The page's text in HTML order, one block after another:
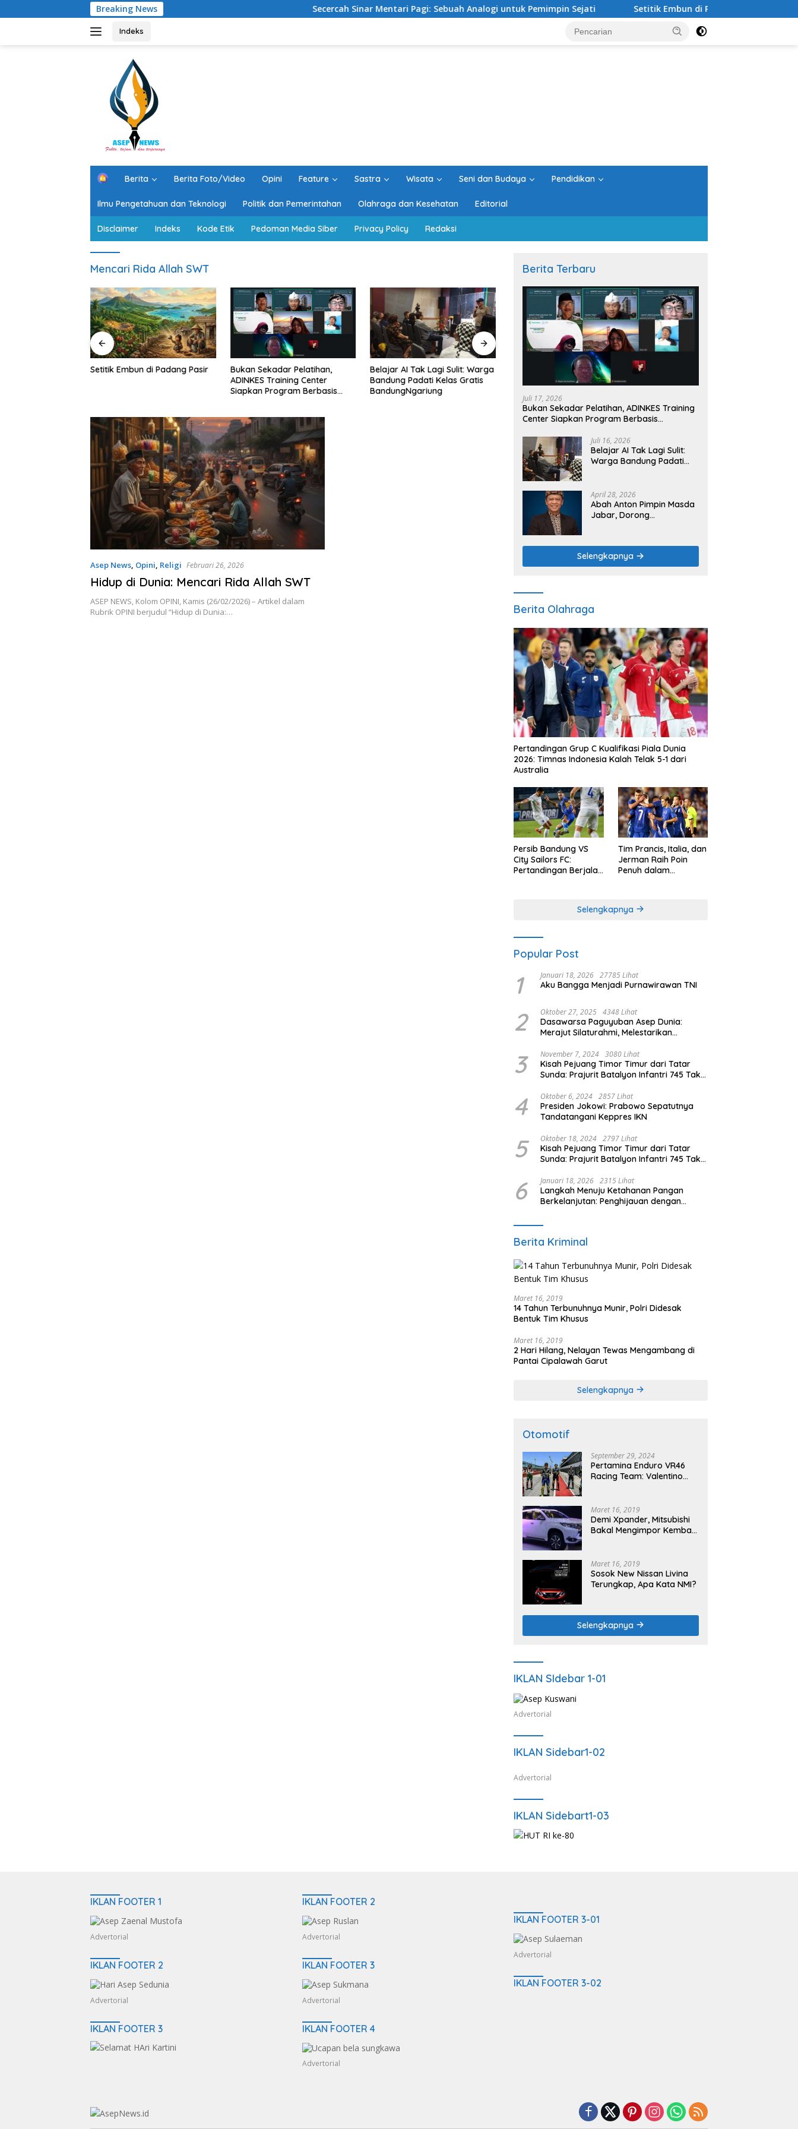
ke
Breaking News Secercah Sinar Mentari Pagi: Sebuah Analogi untuk Pemimpin Sejati Setitik Embun di Padang Pasir
Indeks
H
e
Berita Berita Foto/Video Opini Feature Sastra Wisata Seni dan Budaya Pendidikan
Ilmu Pengetahuan dan Teknologi Politik dan Pemerintahan Olahraga dan Kesehatan Editorial
Disclaimer Indeks Kode Etik Pedoman Media Siber Privacy Policy Redaksi
Mencari Rida Allah SWT
Setitik Embun di Padang Pasir
Bukan Sekadar Pelatihan,
ADINKES Training Center
Siapkan Program Berbasis
Belajar AI Tak Lagi Sulit: Warga
Bandung Padati Kelas Gratis
BandungNgariung
Menavigasi Turbulensi
Kesehatan Indonesia: Lima
Rakernas IKKESINDO
Asep News, Opini, Religi Februari 26, 2026
Hidup di Dunia: Mencari Rida Allah SWT
ASEP NEWS, Kolom OPINI, Kamis (26/02/2026) – Artikel dalam
Rubrik OPINI berjudul “Hidup di Dunia:…
Berita Terbaru
Juli 17, 2026
Bukan Sekadar Pelatihan, ADINKES Training
Center Siapkan Program Berbasis
Juli 16, 2026
Belajar AI Tak Lagi Sulit:
Warga Bandung Padati
April 28, 2026
Abah Anton Pimpin Masda
Jabar, Dorong
dan Ketahanan Pangan
Selengkapnya
Berita Olahraga
Pertandingan Grup C Kualifikasi Piala Dunia
2026: Timnas Indonesia Kalah Telak 5-1 dari
Australia
Persib Bandung VS
City Sailors FC:
Pertandingan Berjalan
Tim Prancis, Italia, dan
Jerman Raih Poin
Penuh dalam
Selengkapnya
Popular Post
1 Januari 18, 2026 27785 Lihat
Aku Bangga Menjadi Purnawirawan TNI
2 Oktober 27, 2025 4348 Lihat
Dasawarsa Paguyuban Asep Dunia:
Merajut Silaturahmi, Melestarikan
3 November 7, 2024 3080 Lihat
Kisah Pejuang Timor Timur dari Tatar
Sunda: Prajurit Batalyon Infantri 745 Tak
4 Oktober 6, 2024 2857 Lihat
Presiden Jokowi: Prabowo Sepatutnya
Tandatangani Keppres IKN
5 Oktober 18, 2024 2797 Lihat
Kisah Pejuang Timor Timur dari Tatar
Sunda: Prajurit Batalyon Infantri 745 Tak
6 Januari 18, 2026 2315 Lihat
Langkah Menuju Ketahanan Pangan
Berkelanjutan: Penghijauan dengan
Program Pemerintah
Berita Kriminal
Maret 16, 2019
14 Tahun Terbunuhnya Munir, Polri Didesak
Bentuk Tim Khusus
Maret 16, 2019
2 Hari Hilang, Nelayan Tewas Mengambang di
Pantai Cipalawah Garut
Selengkapnya
Otomotif
September 29, 2024
Pertamina Enduro VR46
Racing Team: Valentino
Pertamina Mandalika
Tahun 2025
Maret 16, 2019
Demi Xpander, Mitsubishi
Bakal Mengimpor Kembali
Maret 16, 2019
Sosok New Nissan Livina
Terungkap, Apa Kata NMI?
Selengkapnya
IKLAN SIdebar 1-01
Advertorial
IKLAN Sidebar1-02
Advertorial
IKLAN Sidebart1-03
IKLAN FOOTER 1
Advertorial
IKLAN FOOTER 2
Advertorial
IKLAN FOOTER 3
IKLAN FOOTER 2
Advertorial
IKLAN FOOTER 3
Advertorial
IKLAN FOOTER 4
Advertorial
IKLAN FOOTER 3-01
Advertorial
IKLAN FOOTER 3-02